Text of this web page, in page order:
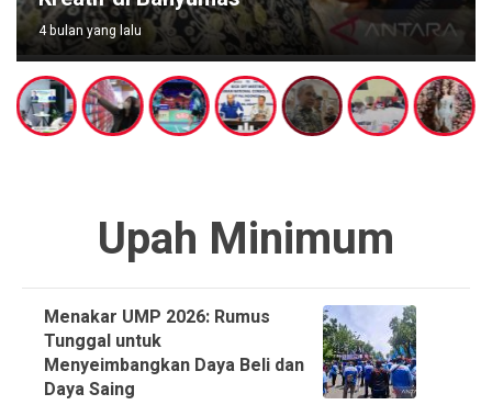
4 bulan yang lalu
Upah Minimum
Menakar UMP 2026: Rumus
Tunggal untuk
Menyeimbangkan Daya Beli dan
Daya Saing